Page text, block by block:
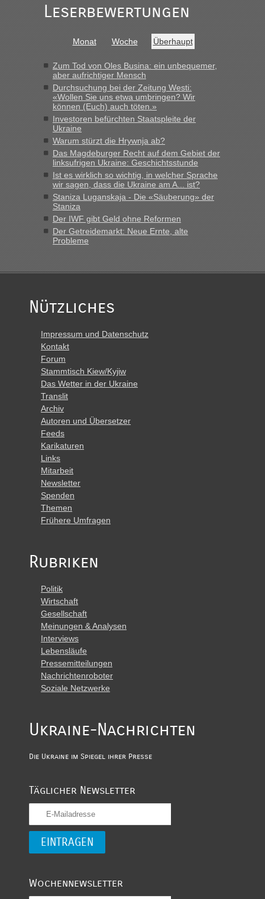
schnell da auch Passagiere mit EU-Pass dabei waren“
Berichte und Reisetipps • Re: An welchem
Grenzübergang zwischen Polen und der Ukraine geht es am
„Bin am Montag 15.6.26 um 8 Uhr in Urgyniw ausgereist,
das erste Mal an einem Montagmorgen ca. 15 Fahrzeuge
vor mir, bin sonst der Erste oder Zweite, egal, nach ca 20
Minuten wurde dann die nächste Welle...“
Berichte und Reisetipps • Re: An welchem
Grenzübergang zwischen Polen und der Ukraine geht es am
schnellsten?
„Derzeit, ist es überall sehr voll an den Grenzen Ukraine/
Polen. Zb. Krakovets 100 PKW ca. 10 h Wartezeit. Wollen
Montag rüber, versuchen es sehr früh.“
Leserbewertungen
Monat Woche Überhaupt
Zum Tod von Oles Busina: ein unbequemer,
aber aufrichtiger Mensch
Durchsuchung bei der Zeitung Westi:
«Wollen Sie uns etwa umbringen? Wir
können (Euch) auch töten.»
Investoren befürchten Staatspleite der
Ukraine
Warum stürzt die Hrywnja ab?
Das Magdeburger Recht auf dem Gebiet der
linksufrigen Ukraine: Geschichtsstunde
Ist es wirklich so wichtig, in welcher Sprache
wir sagen, dass die Ukraine am A... ist?
Staniza Luganskaja - Die «Säuberung» der
Staniza
Der IWF gibt Geld ohne Reformen
Der Getreidemarkt: Neue Ernte, alte
Probleme
Nützliches
Impressum und Datenschutz
Kontakt
Forum
Stammtisch Kiew/Kyjiw
Das Wetter in der Ukraine
Translit
Archiv
Autoren und Übersetzer
Feeds
Karikaturen
Links
Mitarbeit
Newsletter
Spenden
Themen
Frühere Umfragen
Rubriken
Politik
Wirtschaft
Gesellschaft
Meinungen & Analysen
Interviews
Lebensläufe
Pressemitteilungen
Nachrichtenroboter
Soziale Netzwerke
Ukraine-Nachrichten
Die Ukraine im Spiegel ihrer Presse
Täglicher Newsletter
Wochennewsletter